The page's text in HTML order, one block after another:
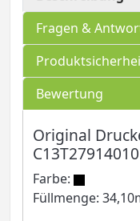
Fragen &
Bewertung
Original
Farbe:
Füllmenge: